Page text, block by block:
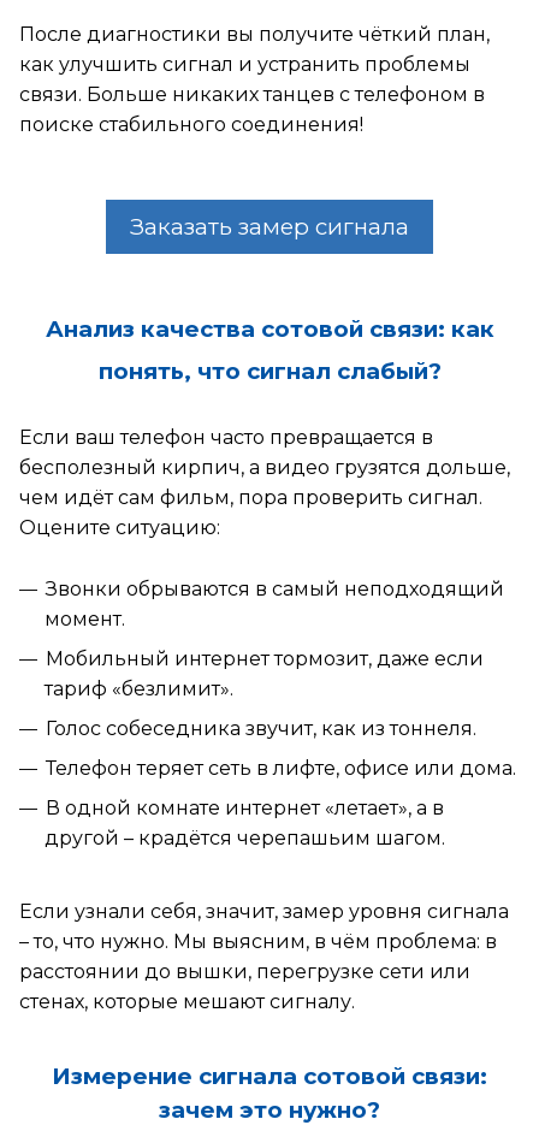
После диагностики вы получите чёткий план,
как улучшить сигнал и устранить проблемы
связи. Больше никаких танцев с телефоном в
поиске стабильного соединения!
Заказать замер сигнала
Анализ качества сотовой связи: как
понять, что сигнал слабый?
Если ваш телефон часто превращается в
бесполезный кирпич, а видео грузятся дольше,
чем идёт сам фильм, пора проверить сигнал.
Оцените ситуацию:
Звонки обрываются в самый неподходящий
момент.
Мобильный интернет тормозит, даже если
тариф «безлимит».
Голос собеседника звучит, как из тоннеля.
Телефон теряет сеть в лифте, офисе или дома.
В одной комнате интернет «летает», а в
другой – крадётся черепашьим шагом.
Если узнали себя, значит, замер уровня сигнала
– то, что нужно. Мы выясним, в чём проблема: в
расстоянии до вышки, перегрузке сети или
стенах, которые мешают сигналу.
Измерение сигнала сотовой связи:
зачем это нужно?